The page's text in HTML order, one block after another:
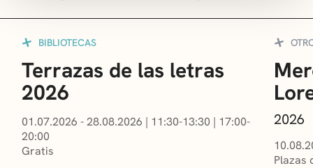
BIBLIOTECAS
Terrazas de las letras
2026
01.07.2026 - 28.08.2026 | 11:30-13:30 | 17:00-
20:00
Gratis
2026
Plazas